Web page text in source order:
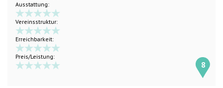
Ausstattung:
Vereinsstruktur:
Erreichbarkeit:
Preis/Leistung:
8